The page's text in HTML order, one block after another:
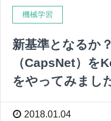
機械学習
新基準となるか
（CapsNet）を
をやってみまし
2018.01.04